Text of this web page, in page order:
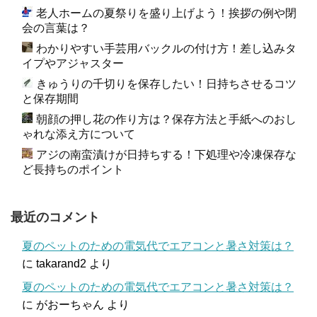
老人ホームの夏祭りを盛り上げよう！挨拶の例や閉
会の言葉は？
わかりやすい手芸用バックルの付け方！差し込みタ
イプやアジャスター
きゅうりの千切りを保存したい！日持ちさせるコツ
と保存期間
朝顔の押し花の作り方は？保存方法と手紙へのおし
ゃれな添え方について
アジの南蛮漬けが日持ちする！下処理や冷凍保存な
ど長持ちのポイント
最近のコメント
夏のペットのための電気代でエアコンと暑さ対策は？
に takarand2 より
夏のペットのための電気代でエアコンと暑さ対策は？
に がおーちゃん より